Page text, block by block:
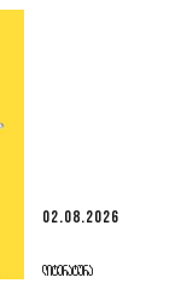
02.08.2026
ᲚᲘᲢᲔᲠᲐᲢᲣᲠᲐ